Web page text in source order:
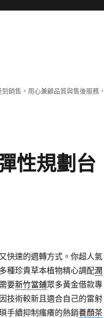
銷售，用心兼顧品質與售後服務
性規劃台
快速的週轉方式。你超人氣
種珍貴草本植物精心調配潤
要新竹當鋪眾多黃金借款專
技術較新且適合自己的雷射
手續抑制瘙癢的熱銷養顏茶